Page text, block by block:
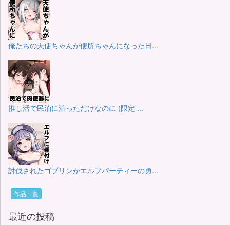
俺たちの天使ちゃんが便所ちゃんになった日...
推し活で民泊に泊っただけなのに (限定 ...
討伐されたゴブリンがエルフパーティーの勇...
作品一覧
最近の投稿